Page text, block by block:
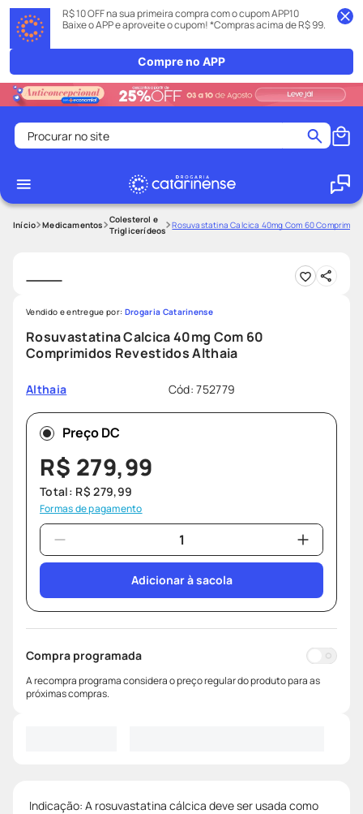
R$ 10 OFF na sua primeira compra com o cupom APP10
Baixe o APP e aproveite o cupom! *Compras acima de R$ 99.
Compre no APP
Procurar no site
1
2 º
medley
7º
ozivy
10
º fralda pampers
Medicamentos
Colesterol e
Triglicerídeos
Rosuvastatina Calcica 40mg Com 60
Rosuvastatina Calcica 40mg Com 60
Comprimidos Revestidos Althaia
Althaia Cód:752779
Vendido e entregue por: Drogaria Catarinense
Preço DC
R$ 279,99
Total: R$ 279,99
Formas de pagamento
Adicionar à sacola
Compra programada
A recompra programa considera o preço regular do produto para as
próximas compras.
Indicação: A rosuvastatina cálcica deve ser usada como